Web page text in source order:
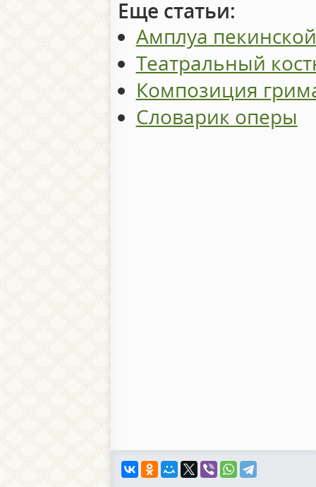
Еще статьи:
Амплуа
Театральный
Композиция
Словарик оперы